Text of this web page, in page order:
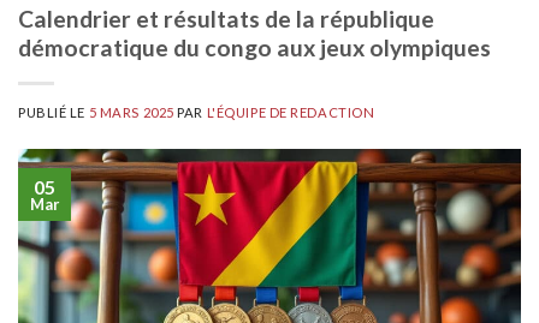
Calendrier et résultats de la république
démocratique du congo aux jeux olympiques
PUBLIÉ LE 5 MARS 2025 PAR L'ÉQUIPE DE REDACTION
05
Mar